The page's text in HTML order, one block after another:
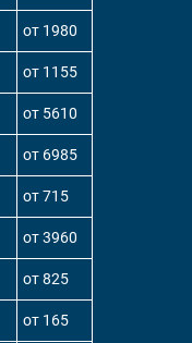
от 1980
от 1155
от 5610
от 6985
от 715
от 3960
от 825
от 165